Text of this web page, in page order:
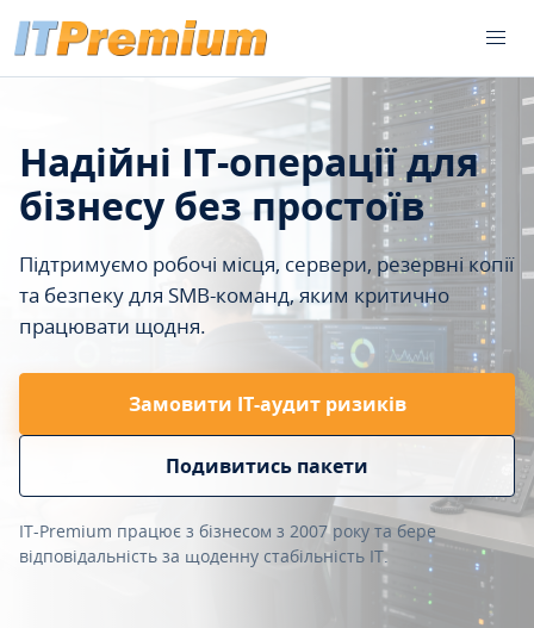
Надійні IT-операції для
бізнесу без простоїв
Підтримуємо робочі місця, сервери, резервні копії
та безпеку для SMB-команд, яким критично
працювати щодня.
Замовити ІТ-аудит ризиків
Подивитись пакети
IT-Premium працює з бізнесом з 2007 року та бере
відповідальність за щоденну стабільність IT.